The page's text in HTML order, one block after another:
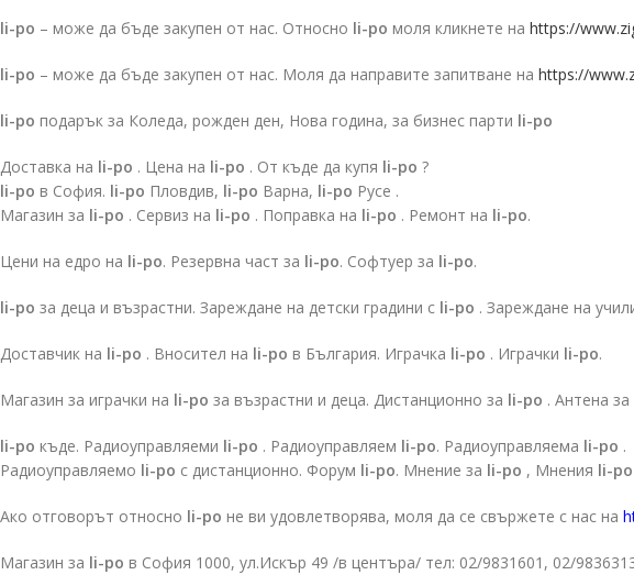
li-po – може да бъде закупен от нас. Относно li-po моля кликнете на https://
li-po – може да бъде закупен от нас. Моля да направите запитване на https://
li-po подарък за Коледа, рожден ден, Нова година, за бизнес парти li-po
Доставка на li-po . Цена на li-po . От къде да купя li-po ?
li-po в София. li-po Пловдив, li-po Варна, li-po Русе .
Магазин за li-po . Сервиз на li-po . Поправка на li-po . Ремонт на li-po.
Цени на едро на li-po. Резервна част за li-po. Софтуер за li-po.
li-po за деца и възрастни. Зареждане на детски градини с li-po . Зареждане на
Доставчик на li-po . Вносител на li-po в България. Играчка li-po . Играчки li-po.
Магазин за играчки на li-po за възрастни и деца. Дистанционно за li-po . Антена за
li-po къде. Радиоуправляеми li-po . Радиоуправляем li-po. Радиоуправляема li-po .
Радиоуправляемо li-po с дистанционно. Форум li-po. Мнение за li-po , Мнения li-po
Ако отговорът относно li-po не ви удовлетворява, моля да се свържете с нас на
Магазин за li-po в София 1000, ул.Искър 49 /в центъра/ тел: 02/9831601, 02/